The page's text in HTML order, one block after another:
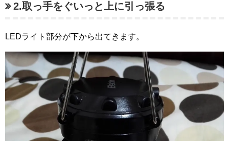
2.取っ手をぐいっと上に引っ張る
LEDライト部分が下から出てきます。